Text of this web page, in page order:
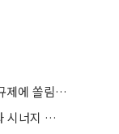
“삼성전자 하단 단단해질 것”⋯레버리지 규제에 쏠림 완화
에코프로, 화장품 업체 인수 추진⋯“본업과 시너지 부족”